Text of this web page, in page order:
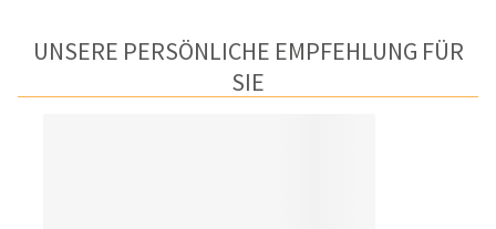
UNSERE PERSÖNLICHE EMPFEHLUNG FÜR
SIE